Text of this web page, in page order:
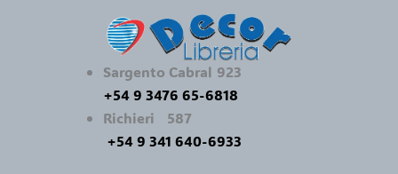
Sargento Cabral 923
+54 9 3476 65-6818
Richieri 587
+54 9 341 640-6933